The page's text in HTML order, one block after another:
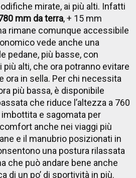
mirate, ai più alti. Infatti
mm da terra, + 15 mm
rimane comunque accessibile
vede anche una
pedane, più basse, con
più alti, che ora potranno evitare
ora in sella. Per chi necessita
più bassa, è disponibile
che riduce l’altezza a 760
e sagomata per
anche nei viaggi più
e il manubrio posizionati in
una postura rilassata
che può andare bene anche
di un po’ di sportività in più.